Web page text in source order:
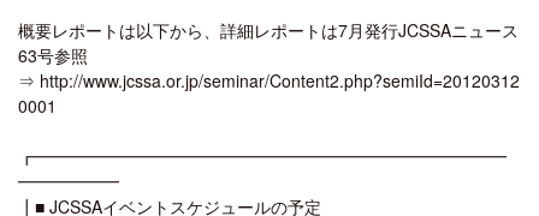
概要レポートは以下から、詳細レポートは7月発行JCSSAニュース
63号参照
⇒ http://www.jcssa.or.jp/seminar/Content2.php?semiId=20120312
0001
┏━━━━━━━━━━━━━━━━━━━━━━━━━━━━
━━━━━━
┃■ JCSSAイベントスケジュールの予定